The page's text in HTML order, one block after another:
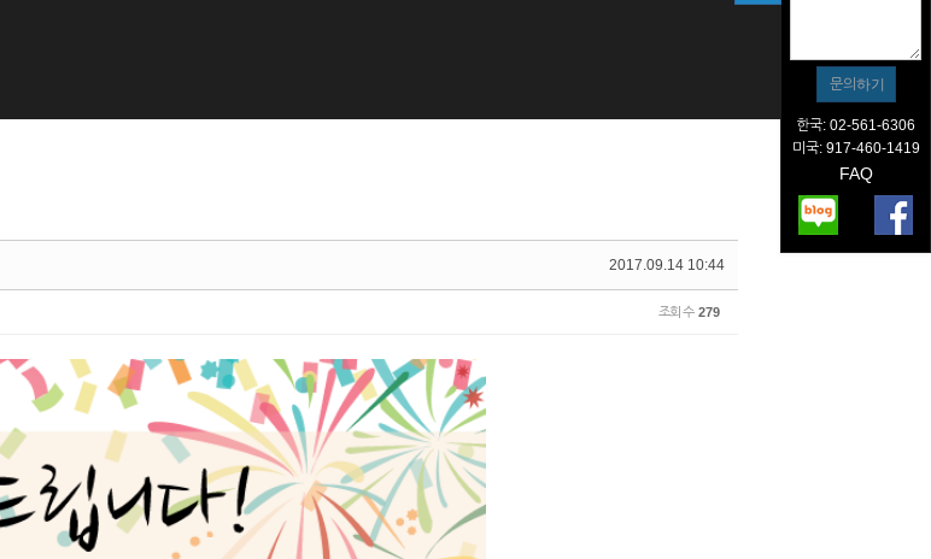
2017.09.14 10:44
조회 수 279
한국: 02-561-6306
미국: 917-460-1419
FAQ